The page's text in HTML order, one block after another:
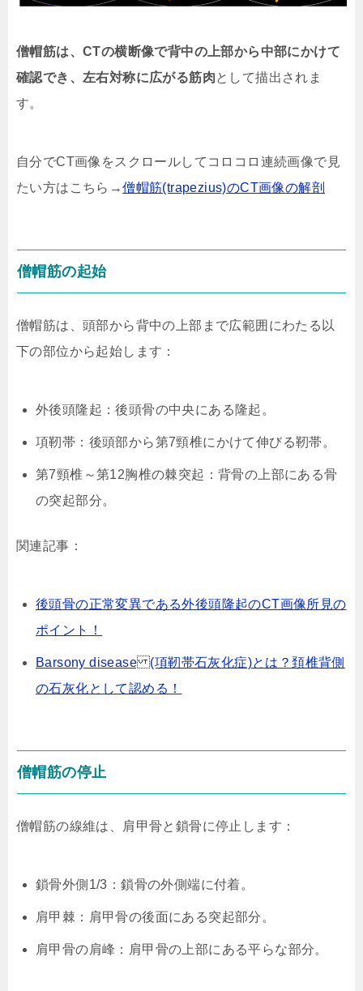
僧帽筋は、CTの横断像で背中の上部から中部にかけて
確認でき、左右対称に広がる筋肉として描出されま
す。
自分でCT画像をスクロールしてコロコロ連続画像で見
たい方はこちら→僧帽筋(trapezius)のCT画像の解剖
僧帽筋の起始
僧帽筋は、頭部から背中の上部まで広範囲にわたる以
下の部位から起始します：
外後頭隆起：後頭骨の中央にある隆起。
項靭帯：後頭部から第7頸椎にかけて伸びる靭帯。
第7頸椎～第12胸椎の棘突起：背骨の上部にある骨
の突起部分。
関連記事：
後頭骨の正常変異である外後頭隆起のCT画像所見の
ポイント！
Barsony disease (項靭帯石灰化症)とは？頚椎背側
の石灰化として認める！
僧帽筋の停止
僧帽筋の線維は、肩甲骨と鎖骨に停止します：
鎖骨外側1/3：鎖骨の外側端に付着。
肩甲棘：肩甲骨の後面にある突起部分。
肩甲骨の肩峰：肩甲骨の上部にある平らな部分。